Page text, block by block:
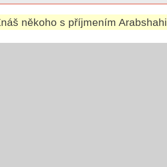
někoho s příjmením Arabshahi